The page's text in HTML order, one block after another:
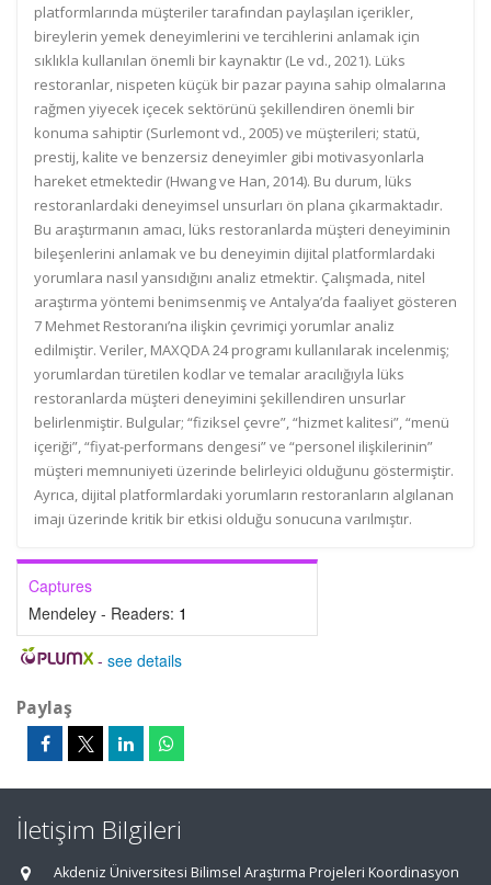
platformlarında müşteriler tarafından paylaşılan içerikler,
bireylerin yemek deneyimlerini ve tercihlerini anlamak için
sıklıkla kullanılan önemli bir kaynaktır (Le vd., 2021). Lüks
restoranlar, nispeten küçük bir pazar payına sahip olmalarına
rağmen yiyecek içecek sektörünü şekillendiren önemli bir
konuma sahiptir (Surlemont vd., 2005) ve müşterileri; statü,
prestij, kalite ve benzersiz deneyimler gibi motivasyonlarla
hareket etmektedir (Hwang ve Han, 2014). Bu durum, lüks
restoranlardaki deneyimsel unsurları ön plana çıkarmaktadır.
Bu araştırmanın amacı, lüks restoranlarda müşteri deneyiminin
bileşenlerini anlamak ve bu deneyimin dijital platformlardaki
yorumlara nasıl yansıdığını analiz etmektir. Çalışmada, nitel
araştırma yöntemi benimsenmiş ve Antalya’da faaliyet gösteren
7 Mehmet Restoranı’na ilişkin çevrimiçi yorumlar analiz
edilmiştir. Veriler, MAXQDA 24 programı kullanılarak incelenmiş;
yorumlardan türetilen kodlar ve temalar aracılığıyla lüks
restoranlarda müşteri deneyimini şekillendiren unsurlar
belirlenmiştir. Bulgular; “fiziksel çevre”, “hizmet kalitesi”, “menü
içeriği”, “fiyat-performans dengesi” ve “personel ilişkilerinin”
müşteri memnuniyeti üzerinde belirleyici olduğunu göstermiştir.
Ayrıca, dijital platformlardaki yorumların restoranların algılanan
imajı üzerinde kritik bir etkisi olduğu sonucuna varılmıştır.
Captures
Mendeley - Readers: 1
- see details
Paylaş
İletişim Bilgileri
Akdeniz Üniversitesi Bilimsel Araştırma Projeleri Koordinasyon